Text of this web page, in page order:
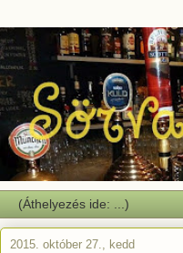
2015. október 27., kedd